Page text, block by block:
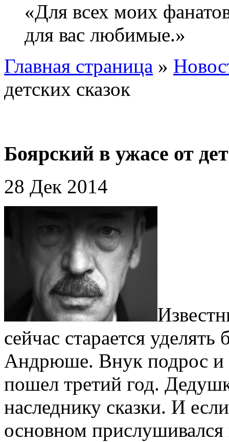
«Для всех моих
для вас любимые.»
Главная страница »
детских сказок
Боярский в ужасе от
28 Дек 2014
сейчас старается
Андрюше. Внук подрос и
пошел третий год.
наследнику сказки. И
основном прислушивался